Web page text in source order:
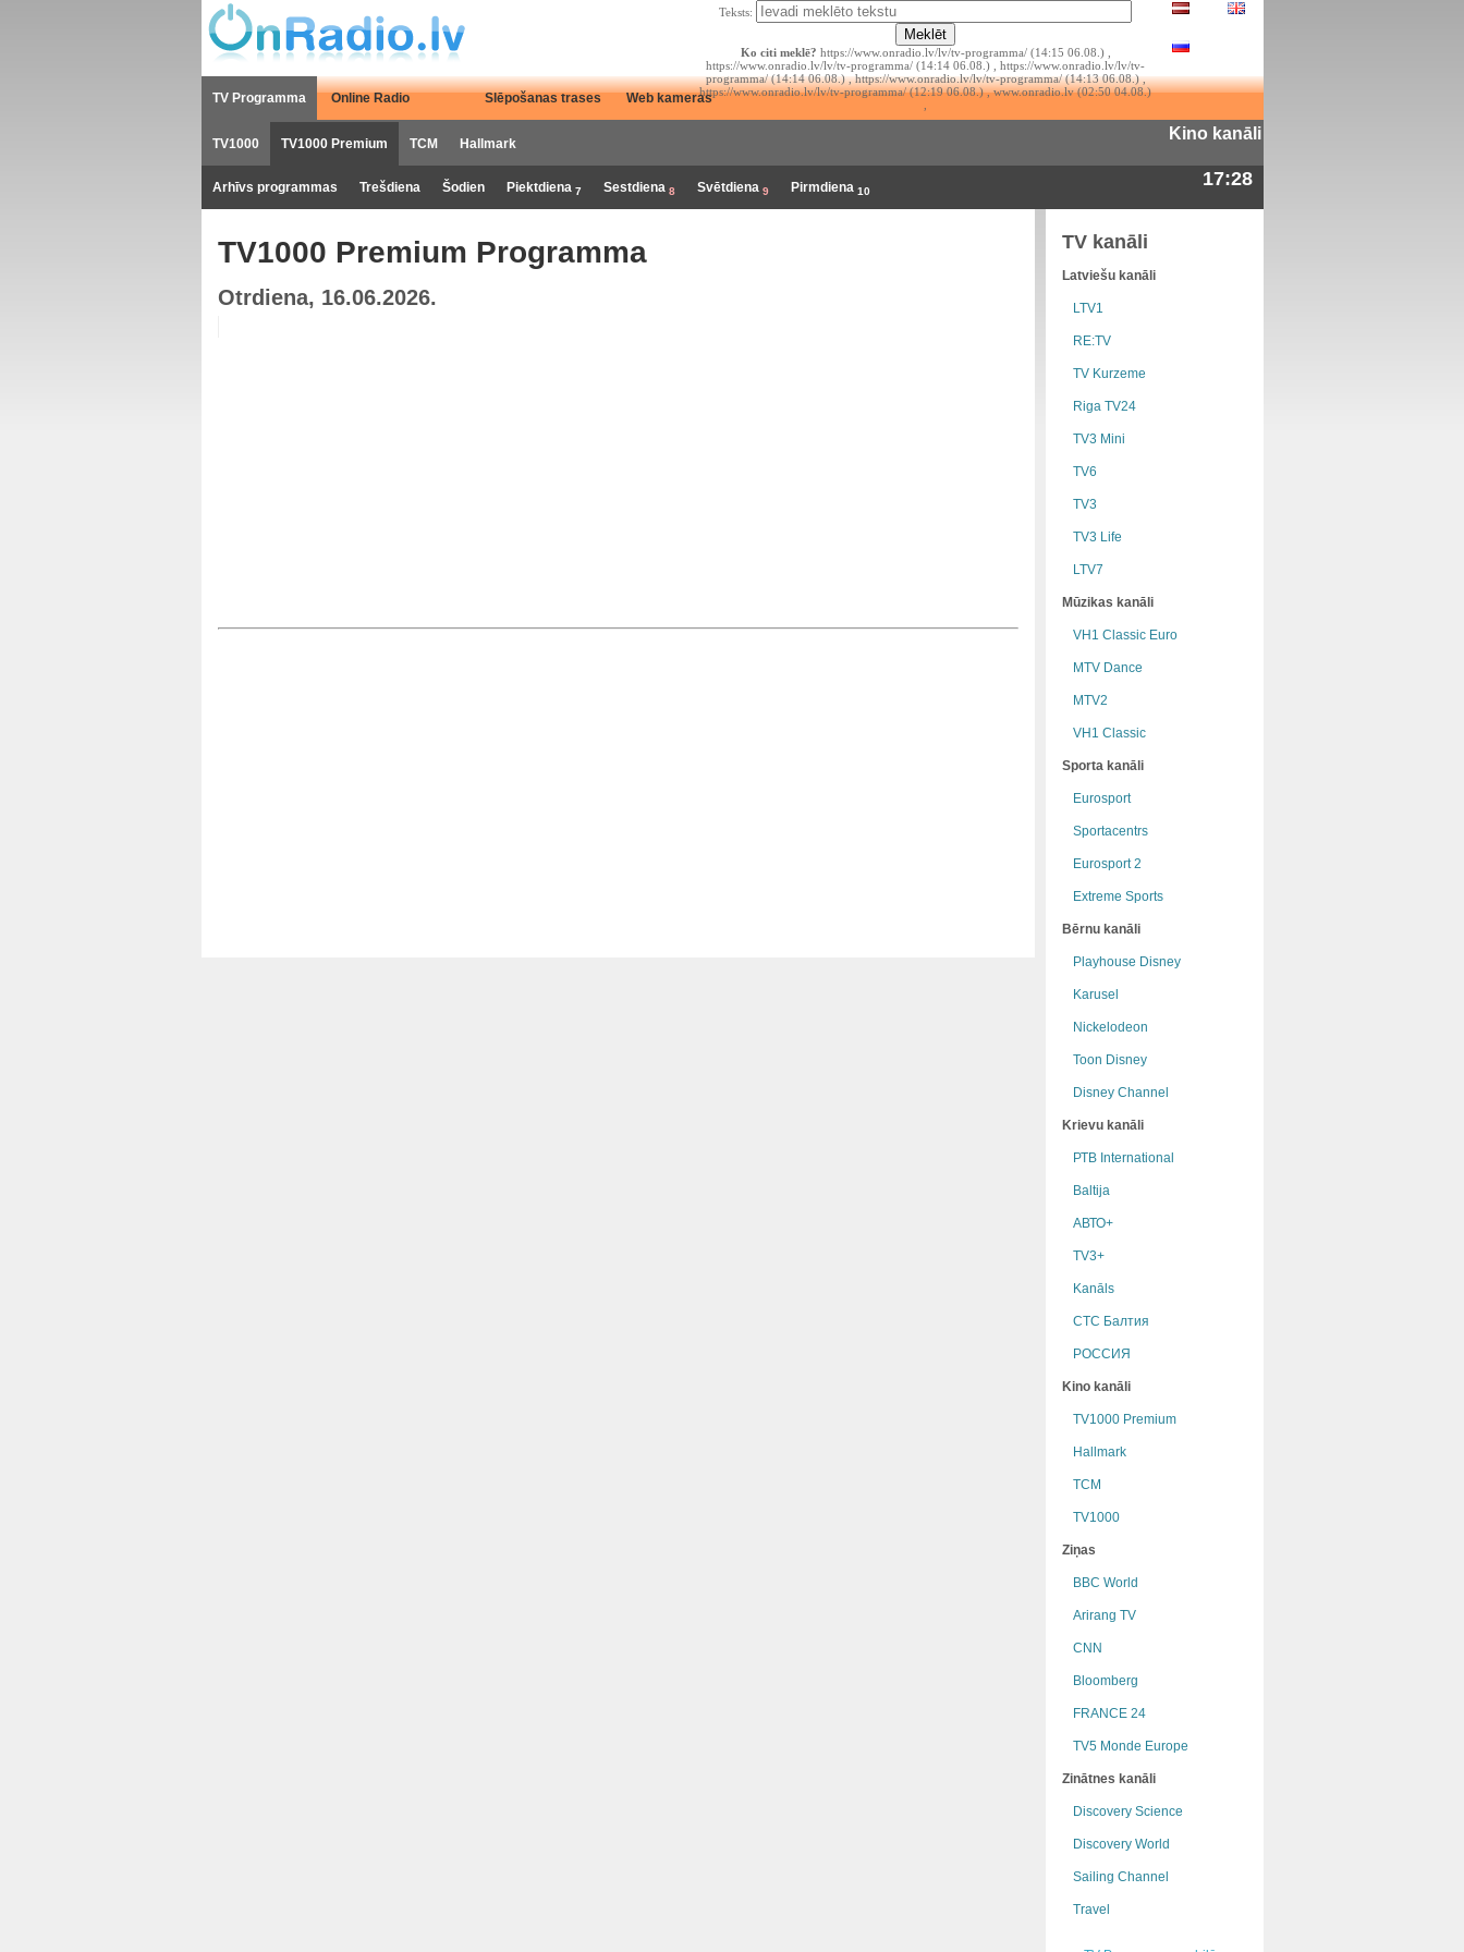
Teksts:
Ko citi meklē? https://www.onradio.lv/lv/tv-programma/ (14:15 06.08.) ,
https://www.onradio.lv/lv/tv-programma/ (14:14 06.08.) , https://www.onradio.lv/lv/tv-
programma/ (14:14 06.08.) , https://www.onradio.lv/lv/tv-programma/ (14:13 06.08.) ,
https://www.onradio.lv/lv/tv-programma/ (12:19 06.08.) , www.onradio.lv (02:50 04.08.)
TV Programma Online Radio Slēpošanas trases Web kameras
TV1000 TV1000 Premium TCM Hallmark
Kino kanāli
Arhīvs programmas Trešdiena Šodien Piektdiena 7 Sestdiena 8 Svētdiena 9 Pirmdiena 10
17:28
TV1000 Premium Programma
Otrdiena, 16.06.2026.
TV kanāli
Latviešu kanāli
LTV1
RE:TV
TV Kurzeme
Riga TV24
TV3 Mini
TV6
TV3
TV3 Life
LTV7
Mūzikas kanāli
VH1 Classic Euro
MTV Dance
MTV2
VH1 Classic
Sporta kanāli
Eurosport
Sportacentrs
Eurosport 2
Extreme Sports
Bērnu kanāli
Playhouse Disney
Karusel
Nickelodeon
Toon Disney
Disney Channel
Krievu kanāli
РТB International
Baltija
АВТО+
TV3+
Kanāls
СТС Балтия
РОССИЯ
Kino kanāli
TV1000 Premium
Hallmark
TCM
TV1000
Ziņas
BBC World
Arirang TV
CNN
Bloomberg
FRANCE 24
TV5 Monde Europe
Zinātnes kanāli
Discovery Science
Discovery World
Sailing Channel
Travel